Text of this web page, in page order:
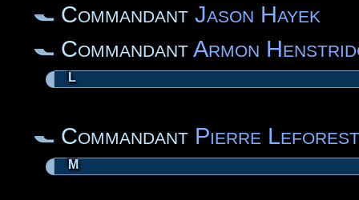
Commandant Jason Hayek
CommandantArmon
L
Commandant Pierre
M